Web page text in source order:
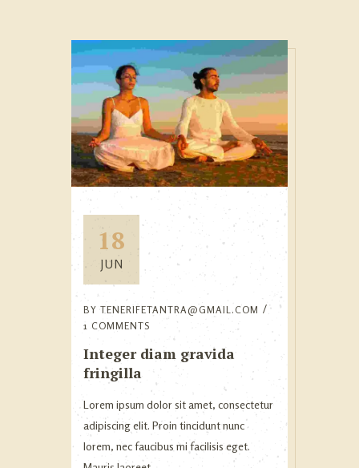
18
JUN
BY TENERIFETANTRA@GMAIL.COM
1 COMMENTS
Integer diam gravida
fringilla
Lorem ipsum dolor sit amet, consectetur
adipiscing elit. Proin tincidunt nunc
lorem, nec faucibus mi facilisis eget.